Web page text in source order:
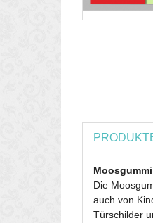
Die
auch von
Türschilder